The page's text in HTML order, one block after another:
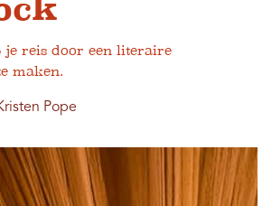
je reis door een literaire
maken.
Pope